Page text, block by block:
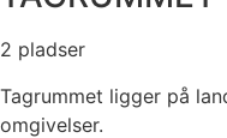
2 pladser
Tagrummet ligger på
omgivelser.